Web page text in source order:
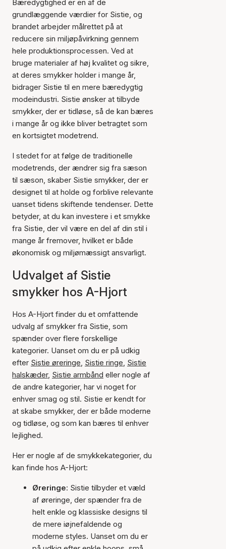
Bæredygtighed er en af de
grundlæggende værdier for Sistie, og
brandet arbejder målrettet på at
reducere sin miljøpåvirkning gennem
hele produktionsprocessen. Ved at
bruge materialer af høj kvalitet og sikre,
at deres smykker holder i mange år,
bidrager Sistie til en mere bæredygtig
modeindustri. Sistie ønsker at tilbyde
smykker, der er tidløse, så de kan bæres
i mange år og ikke bliver betragtet som
en kortsigtet modetrend.
I stedet for at følge de traditionelle
modetrends, der ændrer sig fra sæson
til sæson, skaber Sistie smykker, der er
designet til at holde og forblive relevante
uanset tidens skiftende tendenser. Dette
betyder, at du kan investere i et smykke
fra Sistie, der vil være en del af din stil i
mange år fremover, hvilket er både
økonomisk og miljømæssigt ansvarligt.
Udvalget af Sistie
smykker hos A-Hjort
Hos A-Hjort finder du et omfattende
udvalg af smykker fra Sistie, som
spænder over flere forskellige
kategorier. Uanset om du er på udkig
efter Sistie øreringe, Sistie ringe, Sistie
halskæder, Sistie armbånd eller nogle af
de andre kategorier, har vi noget for
enhver smag og stil. Sistie er kendt for
at skabe smykker, der er både moderne
og tidløse, og som kan bæres til enhver
lejlighed.
Her er nogle af de smykkekategorier, du
kan finde hos A-Hjort:
Øreringe: Sistie tilbyder et væld
af øreringe, der spænder fra de
helt enkle og klassiske designs til
de mere iøjnefaldende og
moderne styles. Uanset om du er